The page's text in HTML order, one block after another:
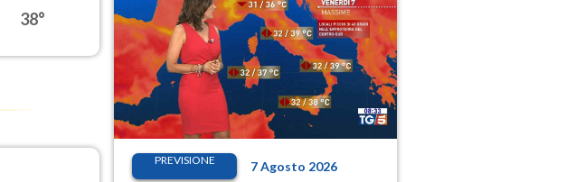
38°
PREVISIONE 7 Agosto 2026